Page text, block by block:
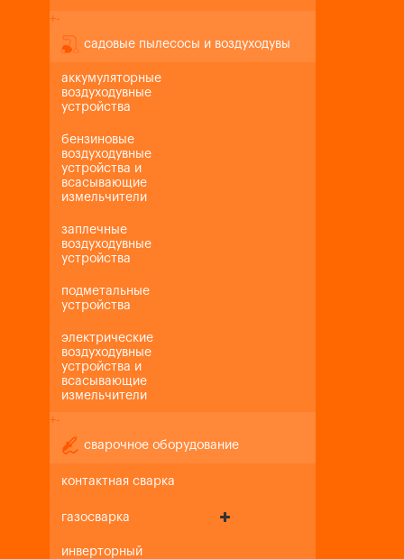
+-
садовые пылесосы и воздуходувы
аккумуляторные
воздуходувные
устройства
бензиновые
воздуходувные
устройства и
всасывающие
измельчители
заплечные
воздуходувные
устройства
подметальные
устройства
электрические
воздуходувные
устройства и
всасывающие
измельчители
+-
сварочное оборудование
контактная сварка
газосварка
инверторный